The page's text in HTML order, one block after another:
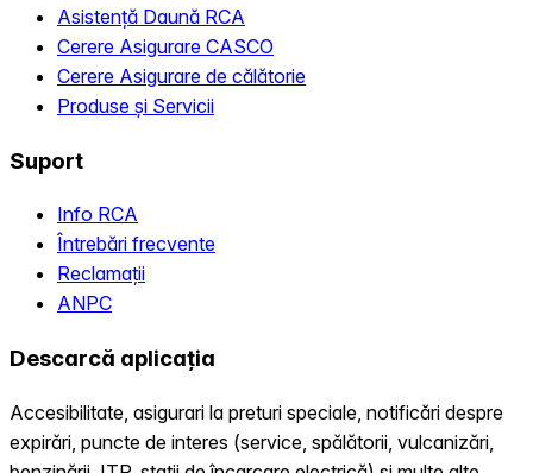
Asistență Daună RCA
Cerere Asigurare CASCO
Cerere Asigurare de călătorie
Produse și Servicii
Suport
Info RCA
Întrebări frecvente
Reclamații
ANPC
Descarcă aplicația
Accesibilitate, asigurari la preturi speciale, notificări despre
expirări, puncte de interes (service, spălătorii, vulcanizări,